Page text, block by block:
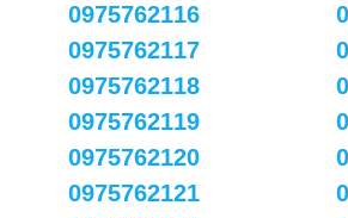
0975762116
0975762117
0975762118
0975762119
0975762120
0975762121